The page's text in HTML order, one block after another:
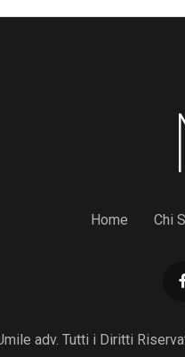
Home Chi
adv. Tutti i Diritti